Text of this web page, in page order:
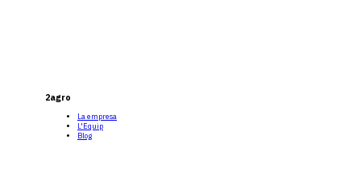
2agro
La empresa
L'Equip
Blog